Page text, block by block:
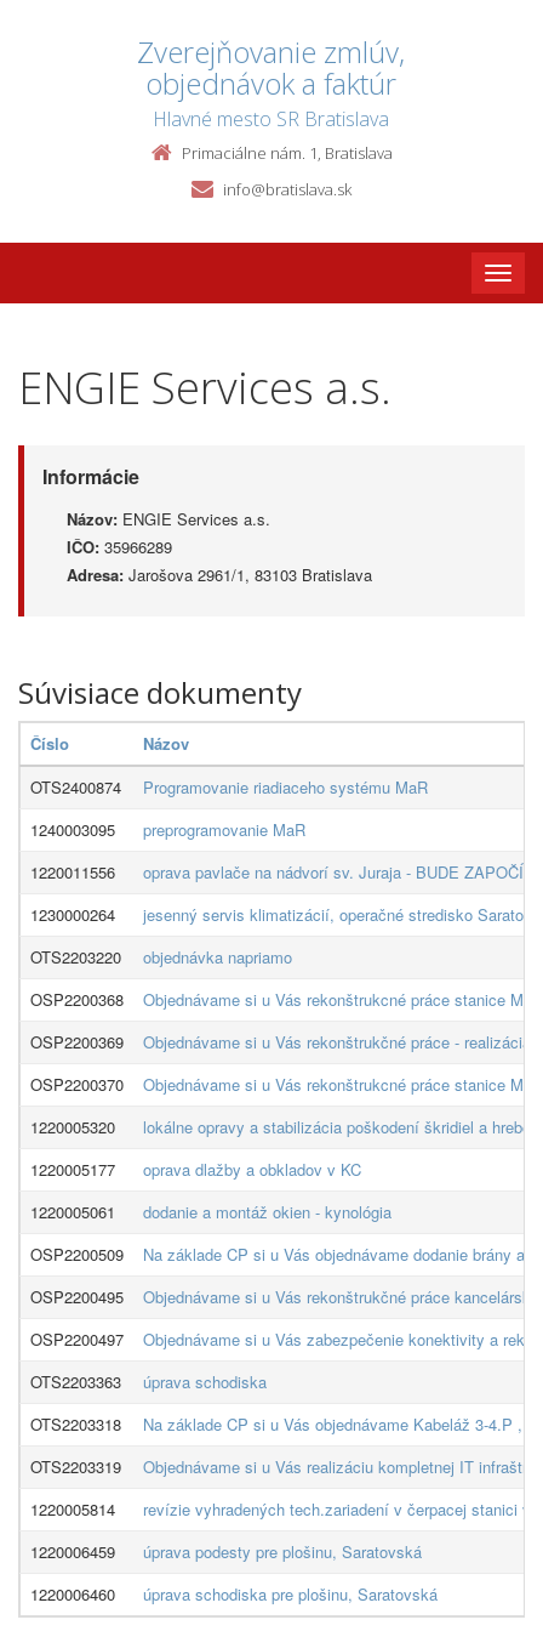
Zverejňovanie zmlúv,
objednávok a faktúr
Hlavné mesto SR Bratislava
Primaciálne nám. 1, Bratislava
info@bratislava.sk
Toggle
ENGIE Services a.s.
Informácie
Názov: ENGIE Services a.s.
IČO: 35966289
Adresa: Jarošova 2961/1, 83103 Bratislava
Súvisiace dokumenty
Číslo
Názov
OTS2400874
Programovanie riadiaceho systému MaR
1240003095
preprogramovanie MaR
1220011556
oprava pavlače na nádvorí sv. Juraja - BUDE
1230000264
jesenný servis klimatizácií, operačné stredisko
OTS2203220
objednávka napriamo
OSP2200368
Objednávame si u Vás rekonštrukcné práce stanice
OSP2200369
Objednávame si u Vás rekonštrukčné práce -
OSP2200370
Objednávame si u Vás rekonštrukcné práce stanice
1220005320
lokálne opravy a stabilizácia poškodení škridiel a
1220005177
oprava dlažby a obkladov v KC
1220005061
dodanie a montáž okien - kynológia
OSP2200509
Na základe CP si u Vás objednávame dodanie brány a
OSP2200495
Objednávame si u Vás rekonštrukčné práce
OSP2200497
Objednávame si u Vás zabezpečenie konektivity a
OTS2203363
úprava schodiska
OTS2203318
Na základe CP si u Vás objednávame Kabeláž 3-4.P ,
OTS2203319
Objednávame si u Vás realizáciu kompletnej IT
1220005814
revízie vyhradených tech.zariadení v čerpacej stanici v
1220006459
úprava podesty pre plošinu, Saratovská
1220006460
úprava schodiska pre plošinu, Saratovská